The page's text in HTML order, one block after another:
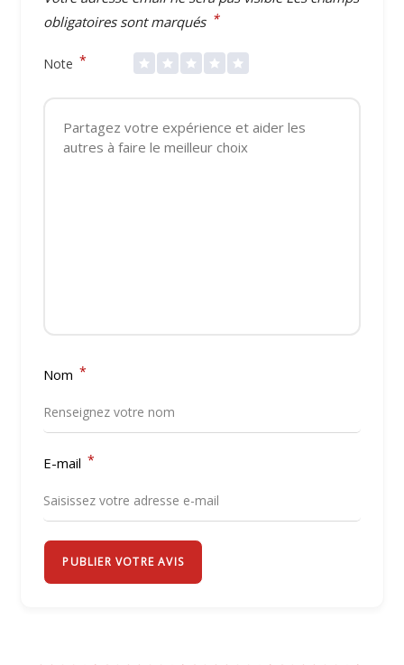
obligatoires sont marqués *
Note *
Nom *
E-mail *
PUBLIER VOTRE AVIS